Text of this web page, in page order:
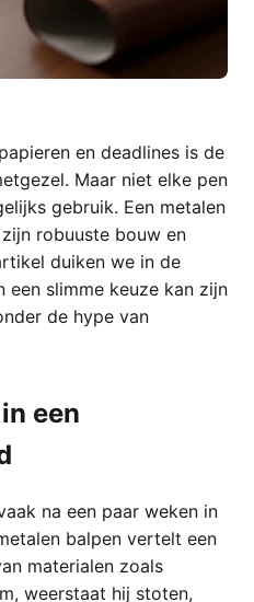
en deadlines is de
Maar niet elke pen
gebruik. Een metalen
robuuste bouw en
duiken we in de
een slimme keuze kan zijn
de hype van
een
na een paar weken in
balpen vertelt een
materialen zoals
weerstaat hij stoten,